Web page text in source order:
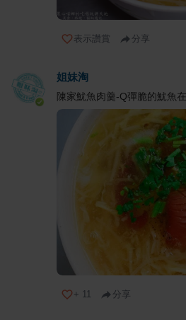
表示讚賞 分享
姐妹淘
陳家魷魚肉羹-Q彈脆的魷魚
+ 11 分享